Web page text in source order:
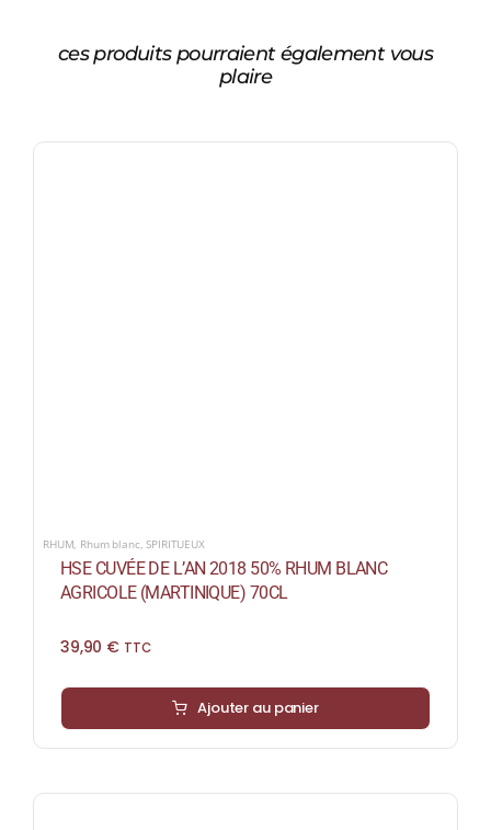
ces produits pourraient également vous
plaire
RHUM Rhum blanc ,SPIRITUEUX
HSE CUVÉE DE L’AN 2018 50% RHUM BLANC
AGRICOLE (MARTINIQUE) 70CL
39,90 € TTC
Ajouter au panier